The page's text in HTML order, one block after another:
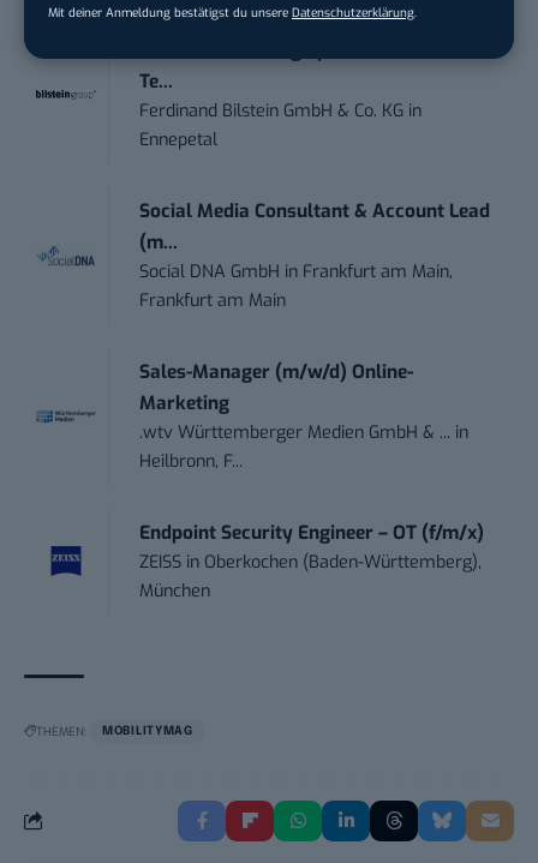
Mit deiner Anmeldung bestätigst du unsere Datenschutzerklärung.
Te...
Ferdinand Bilstein GmbH & Co. KG in
Ennepetal
Social Media Consultant & Account Lead
(m...
Social DNA GmbH in Frankfurt am Main,
Frankfurt am Main
Sales-Manager (m/w/d) Online-
Marketing
.wtv Württemberger Medien GmbH & ... in
Heilbronn, F...
Endpoint Security Engineer – OT (f/m/x)
ZEISS in Oberkochen (Baden-Württemberg),
München
THEMEN: MOBILITYMAG